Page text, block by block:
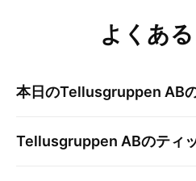
よくあ
本日のTellusgruppen AB
Tellusgruppen ABのティ